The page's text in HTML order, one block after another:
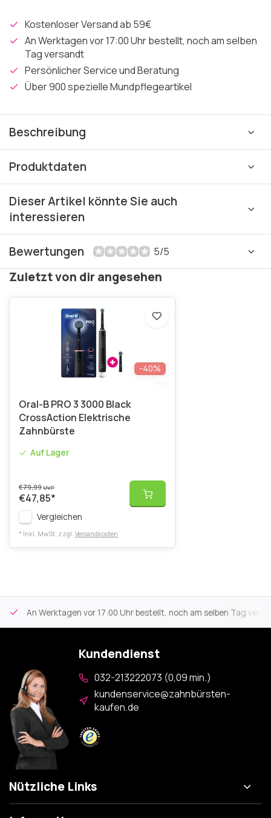
Kostenloser Versand ab 59€
An Werktagen vor 17:00 Uhr bestellt, noch am selben
Tag versandt
Persönlicher Service und Beratung
Über 900 spezielle Mundpflegeartikel
Beschreibung
Produktdaten
Dieser Artikel könnte Sie auch
interessieren
Bewertungen 5/5
Zuletzt von dir angesehen
-40%
Oral-B PRO 3 3000 Black
CrossAction Elektrische
Zahnbürste
Auf Lager
€79,99UVP
€47,85*
Vergleichen
* Inkl. MwSt. zzgl. Versandkosten
An Werktagen vor 17:00 Uhr bestellt, noch am selben Tag
Kundendienst
032-213222073 (0,09 min.)
kundenservice@zahnbürsten-
kaufen.de
Nützliche Links